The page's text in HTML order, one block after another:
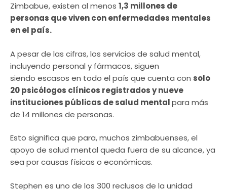
Zimbabue, existen al menos 1,3 millones de
personas que viven con enfermedades mentales
en el país.
A pesar de las cifras, los servicios de salud mental,
incluyendo personal y fármacos, siguen
siendo escasos en todo el país que cuenta con solo
20 psicólogos clínicos registrados y nueve
instituciones públicas de salud mentalpara más
de 14 millones de personas.
Esto significa que para, muchos zimbabuenses, el
apoyo de salud mental queda fuera de su alcance, ya
sea por causas físicas o económicas.
Stephen es uno de los 300 reclusos de la unidad